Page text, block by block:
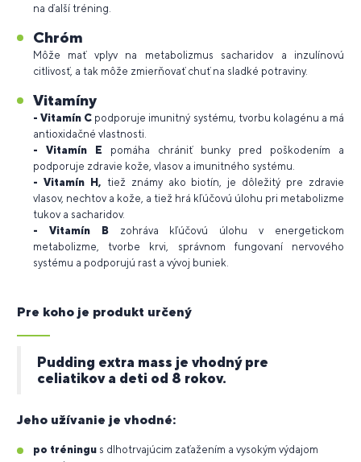
na ďalší tréning.
Chróm
Môže mať vplyv na metabolizmus sacharidov a inzulínovú
citlivosť, a tak môže zmierňovať chuť na sladké potraviny.
Vitamíny
- Vitamín C podporuje imunitný systému, tvorbu kolagénu a má
antioxidačné vlastnosti.
- Vitamín E pomáha chrániť bunky pred poškodením a
podporuje zdravie kože, vlasov a imunitného systému.
- Vitamín H, tiež známy ako biotín, je dôležitý pre zdravie
vlasov, nechtov a kože, a tiež hrá kľúčovú úlohu pri metabolizme
tukov a sacharidov.
- Vitamín B zohráva kľúčovú úlohu v energetickom
metabolizme, tvorbe krvi, správnom fungovaní nervového
systému a podporujú rast a vývoj buniek.
Pre koho je produkt určený
Pudding extra mass je vhodný pre
celiatikov a deti od 8 rokov.
Jeho užívanie je vhodné:
po tréningu s dlhotrvajúcim zaťažením a vysokým výdajom